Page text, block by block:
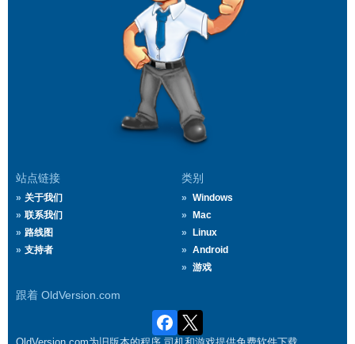
站点链接
关于我们
联系我们
路线图
支持者
类别
Windows
Mac
Linux
Android
游戏
跟着 OldVersion.com